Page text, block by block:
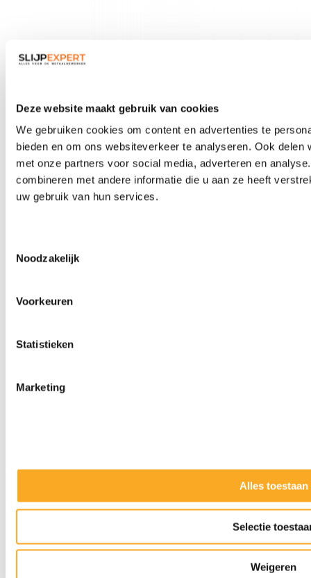
Deze website maakt gebruik van cookies
We gebruiken cookies om content en advertenties te
bieden en om ons websiteverkeer te analyseren. Ook
met onze partners voor social media, adverteren en
combineren met andere informatie die u aan ze heeft
uw gebruik van hun services.
Noodzakelijk
Voorkeuren
Statistieken
Marketing
Alles toestaan
Selectie
Weigeren
Slijpkappen